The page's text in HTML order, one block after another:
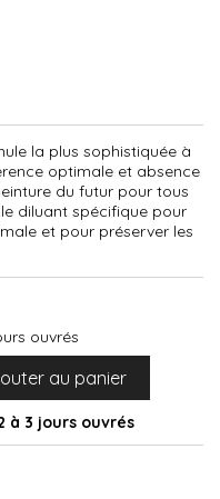
la plus sophistiquée à
optimale et absence
du futur pour tous
diluant spécifique pour
et pour préserver les
ouvrés
au panier
à 3 jours ouvrés